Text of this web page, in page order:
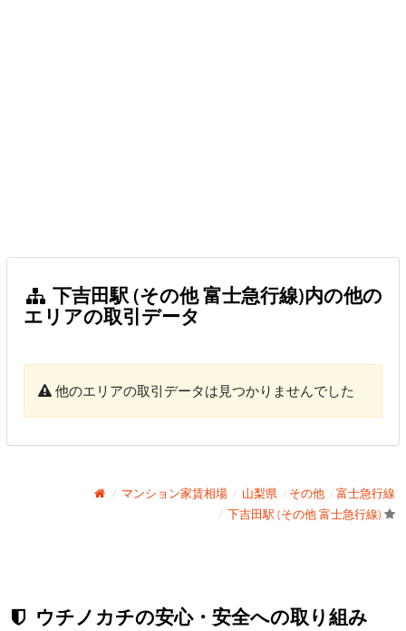
下吉田駅 (その他 富士急行線)内の他の
エリアの取引データ
他のエリアの取引データは見つかりませんでした
マンション家賃相場 山梨県 その他
富士急行線
下吉田駅 (その他 富士急行線)
ウチノカチの安心・安全への取り組み